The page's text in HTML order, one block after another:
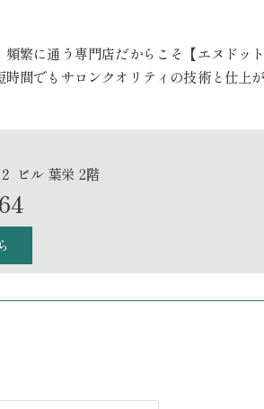
繁に通う専門店だからこそ【エヌドッ
間でもサロンクオリティの技術と仕上
ビル 葉栄 2階